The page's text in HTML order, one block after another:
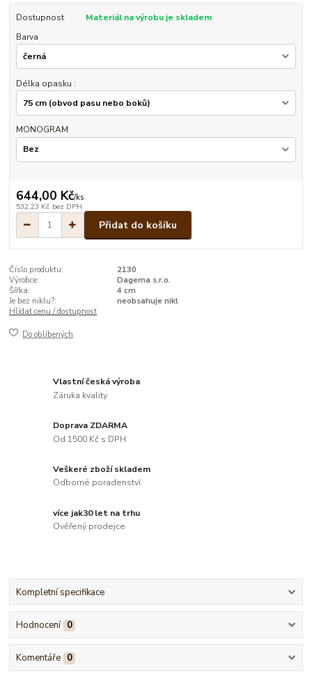
Dostupnost
Materiál na výrobu je skladem
Barva
Délka opasku :
MONOGRAM
644,00 Kč/ks
532,23 Kč bez DPH
Přidat do košíku
Číslo produktu:
2130
Výrobce:
Dagema s.r.o.
Šířka:
4 cm
Je bez niklu?:
neobsahuje nikl
Hlídat cenu / dostupnost
Do oblíbených
Vlastní česká výroba
Záruka kvality
Doprava ZDARMA
Od 1500 Kč s DPH
Veškeré zboží skladem
Odborné poradenství
více jak30 let na trhu
Ověřený prodejce
Kompletní specifikace
Hodnocení 0
Komentáře 0